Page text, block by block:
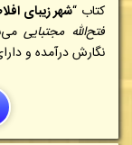
کتاب “شهر زیبای
فتح‌الله مجتبایی
نگارش درآمده و